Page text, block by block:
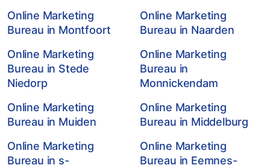
Online Marketing
Bureau in Montfoort
Online Marketing
Bureau in Naarden
Online Marketing
Bureau in Stede
Niedorp
Online Marketing
Bureau in
Monnickendam
Online Marketing
Bureau in Muiden
Online Marketing
Bureau in Middelburg
Online Marketing
Bureau in s-
Online Marketing
Bureau in Eemnes-